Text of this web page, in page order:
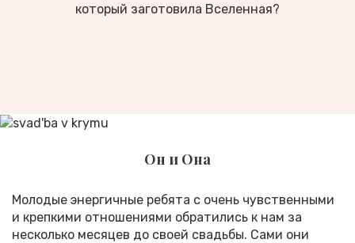
который заготовила Вселенная?
Он и Она
Молодые энергичные ребята с очень чувственными
и крепкими отношениями обратились к нам за
несколько месяцев до своей свадьбы. Сами они